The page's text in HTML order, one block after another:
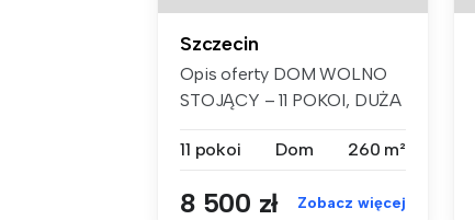
Szczecin
Opis oferty DOM WOLNO
STOJĄCY – 11 POKOI, DUŻA
11 pokoi
Dom 260 m²
8 500 zł Zobacz więcej